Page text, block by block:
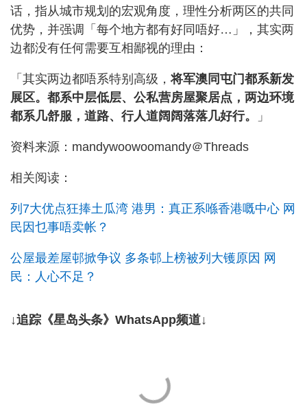
话，指从城市规划的宏观角度，理性分析两区的共同
优势，并强调「每个地方都有好同唔好…」，其实两
边都没有任何需要互相鄙视的理由：
「其实两边都唔系特别高级， 将军澳同屯门都系新发
展区。都系中层低层、公私营房屋聚居点，两边环境
都系几舒服，道路、行人道阔阔落落几好行。
」
资料来源：mandywoowoomandy＠Threads
相关阅读：
列7大优点狂捧土瓜湾 港男：真正系喺香港嘅中心 网
民因乜事唔卖帐？
公屋最差屋邨掀争议 多条邨上榜被列大镬原因 网
民：人心不足？
↓追踪《星岛头条》WhatsApp频道↓